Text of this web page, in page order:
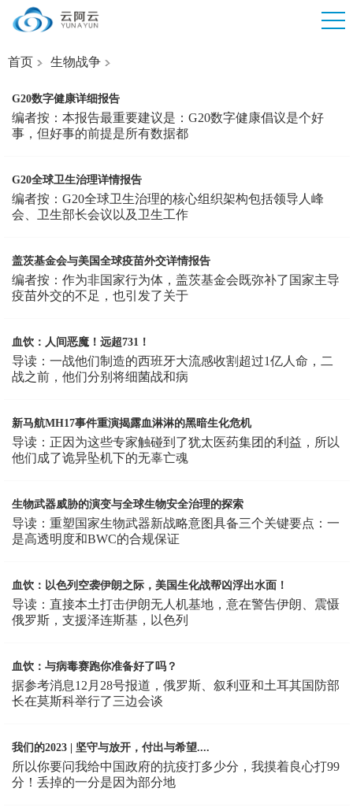
首页 生物战争
G20数字健康详细报告
编者按：本报告最重要建议是：G20数字健康倡议是个好
事，但好事的前提是所有数据都
G20全球卫生治理详情报告
编者按：G20全球卫生治理的核心组织架构包括领导人峰
会、卫生部长会议以及卫生工作
盖茨基金会与美国全球疫苗外交详情报告
编者按：作为非国家行为体，盖茨基金会既弥补了国家主导
疫苗外交的不足，也引发了关于
血饮：人间恶魔！远超731！
导读：一战他们制造的西班牙大流感收割超过1亿人命，二
战之前，他们分别将细菌战和病
新马航MH17事件重演揭露血淋淋的黑暗生化危机
导读：正因为这些专家触碰到了犹太医药集团的利益，所以
他们成了诡异坠机下的无辜亡魂
生物武器威胁的演变与全球生物安全治理的探索
导读：重塑国家生物武器新战略意图具备三个关键要点：一
是高透明度和BWC的合规保证
血饮：以色列空袭伊朗之际，美国生化战帮凶浮出水面！
导读：直接本土打击伊朗无人机基地，意在警告伊朗、震慑
俄罗斯，支援泽连斯基，以色列
血饮：与病毒赛跑你准备好了吗？
据参考消息12月28号报道，俄罗斯、叙利亚和土耳其国防部
长在莫斯科举行了三边会谈
我们的2023 | 坚守与放开，付出与希望....
所以你要问我给中国政府的抗疫打多少分，我摸着良心打99
分！丢掉的一分是因为部分地